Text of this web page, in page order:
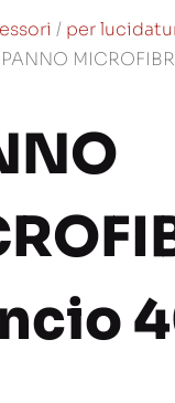
/ per